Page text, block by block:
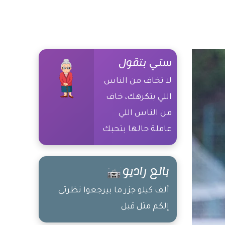
ستي بتقول
لا تخاف من الناس
اللي بتكرهك، خاف
من الناس اللي
عاملة حالها بتحبك
بالع راديو
ألف كيلو جزر ما بيرجعوا نظرتي
إلكم مثل قبل